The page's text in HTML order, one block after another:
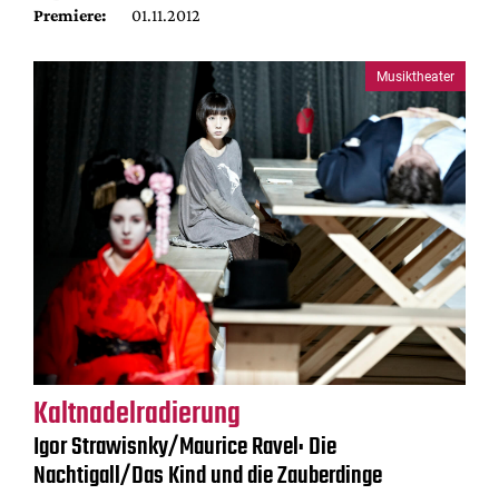
Premiere:
01.11.2012
Musiktheater
Kaltnadelradierung
Igor Strawisnky/Maurice Ravel: Die
Nachtigall/Das Kind und die Zauberdinge